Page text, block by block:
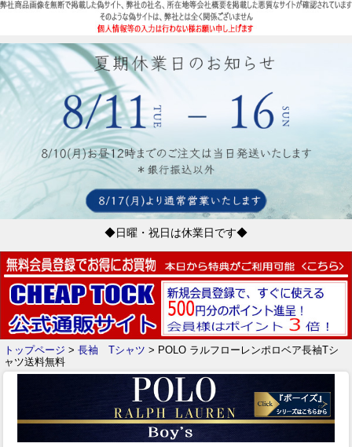
◆日曜・祝日は休業日です◆
トップページ > 長袖 Tシャツ > POLO ラルフローレンポロベア長袖Tシ
ャツ送料無料